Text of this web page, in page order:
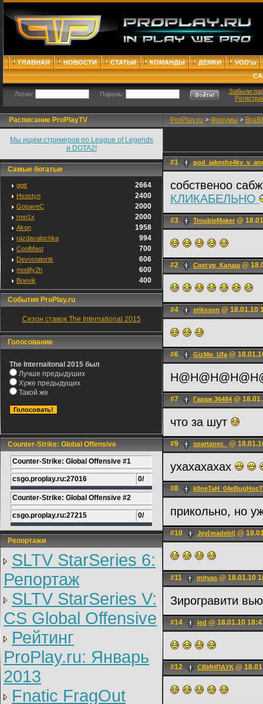
ГЛАВНАЯ НОВОСТИ СТАТЬИ КОМАНДЫ ДЕМКИ
VOD'ы
Логин: Пароль:
Забыли
Расписание ProPlayTV
Мы ищем стримеров по League of Legends
и DOTA2!
Самые богатые
ggtt 2664
Hvostyn 2400
GopaveC 2000
rmn1x 2000
Akon 1958
razdavalochka 994
CoolMast 700
Devostatortk 606
modify2h 600
Boevik 400
События ProPlay.ru
Сезон ставок The International 2015
Голосование
The Internaitonal 2015 был
Лучше предыдуших
Хуже предыдущих
Такой же
Counter-Strike: Global Offensive
Counter-Strike: Global Offensive #1
csgo.proplay.ru:27016 0/
Counter-Strike: Global Offensive #2
csgo.proplay.ru:27215 0/
Репортажи
SLTV StarSeries 6:
Репортаж
SLTV StarSeries V:
CS Global Offensive
Рейтинг
ProPlay.ru: Январь
2013
Fnatic FragOut
ProPlay.ru > Форумы >
#1
собственоо
КЛИКАБЕЛЬНО
#3 TroubleMaker @
#2 Снегур_Калаш @
#4 eriksson @ 18.01.10
#6 GizMo_Ufa@
#7 Гараж 36484 @
что за шут
#9 spartanec_ @
yxaxaxaxax
#8
прикольно, но
#10 Jey[madebl] @
#11 mityas @ 18.01.10
Зирогравити
#14 led @ 18.01.10
#12 СВИНПАУК @